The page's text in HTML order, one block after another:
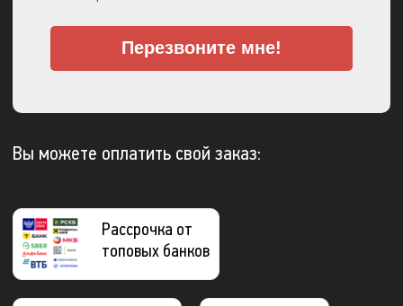
Перезвоните мне!
Вы можете оплатить свой заказ:
Рассрочка от
топовых банков